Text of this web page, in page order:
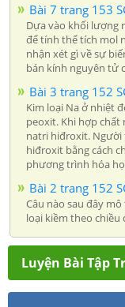
Bài 7 trang 153
Dựa vào khối lượng
để tính thể tích mol
nhận xét gì về sự
bán kính nguyên tử
Bài 3 trang 152
Kim loại Na ở nhiệt
peoxit. Khi hợp
natri hiđroxit. Người
hiđroxit bằng cách
phương trình hóa
Bài 2 trang 152
Câu nào sau đây
loại kiềm theo chiều
Luyện Bài Tập